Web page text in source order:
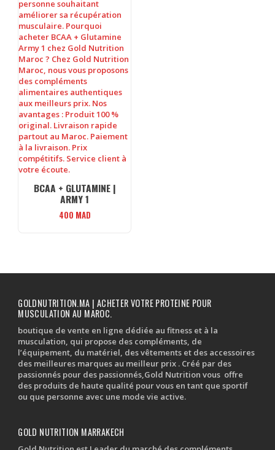
BCAA + GLUTAMINE |
ARMY 1
400 MAD
GOLDNUTRITION.MA | ACHETER VOTRE PROTEINE POUR
MUSCULATION AU MAROC.
boutique de vente en ligne dédiée au fitness et à la
musculation, qui propose des compléments, de
l’équipement, du matériel, des vêtements et des accessoires
des meilleures marques au meilleur prix . Créé par des
passionnés pour des passionnés,Gold Nutrition vous offre
des produits de haute qualité pour vous en tant que sportif
ou que personne avec une mode vie active.
GOLD NUTRITION MARRAKECH